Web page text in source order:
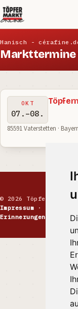
Hanisch -
Markttermine
OKT
07.–08.
85591 Vaterstetten ·
© 2026 Töpfermarkt ·
Impressum ·
Erinnerungen